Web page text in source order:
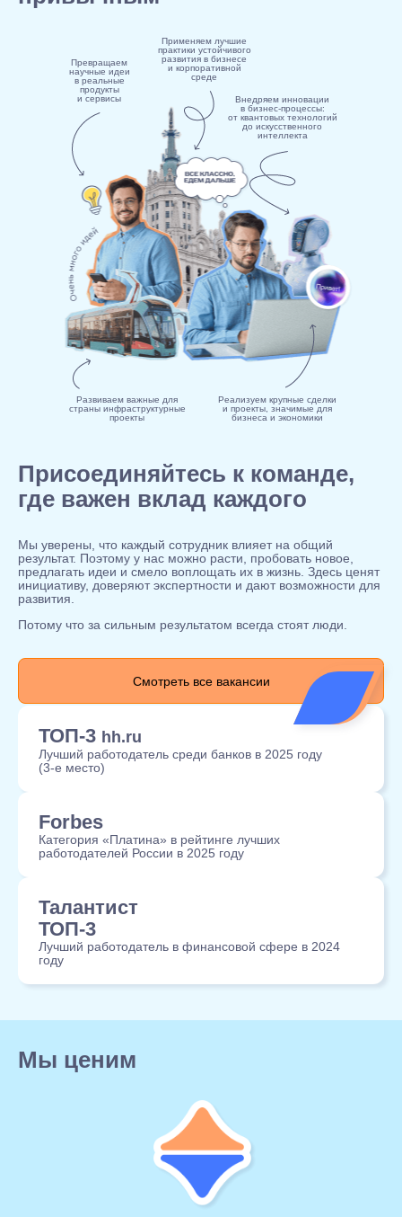
Превращаем
научные идеи
в реальные
продукты
и сервисы
Применяем лучшие
практики устойчивого
развития в бизнесе
и корпоративной
среде
Внедряем инновации
в бизнес-процессы:
от квантовых технологий
до искусственного
интеллекта
Развиваем важные для
страны инфраструктурные
проекты
Реализуем крупные сделки
и проекты, значимые для
бизнеса и экономики
Присоединяйтесь к команде,
где важен вклад каждого
Мы уверены, что каждый сотрудник влияет на общий
результат. Поэтому у нас можно расти, пробовать новое,
предлагать идеи и смело воплощать их в жизнь. Здесь ценят
инициативу, доверяют экспертности и дают возможности для
развития.
Потому что за сильным результатом всегда стоят люди.
Смотреть все вакансии
ТОП-3 hh.ru
Лучший работодатель среди банков в 2025 году
(3‑е место)
Forbes
Категория «Платина» в рейтинге лучших
работодателей России в 2025 году
Талантист
ТОП-3
Лучший работодатель в финансовой сфере в 2024
году
Мы ценим